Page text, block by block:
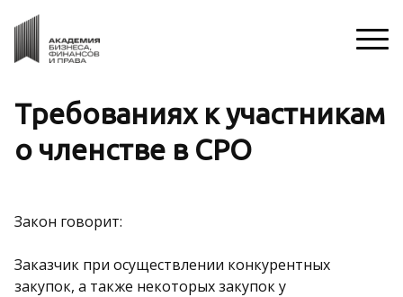
Требованиях к участникам
о членстве в СРО
Закон говорит:
Заказчик при осуществлении конкурентных
закупок, а также некоторых закупок у